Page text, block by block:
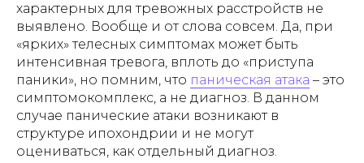
характерных для тревожных расстройств не
выявлено. Вообще и от слова совсем. Да, при
«ярких» телесных симптомах может быть
интенсивная тревога, вплоть до «приступа
паники», но помним, что паническая атака – это
симптомокомплекс, а не диагноз. В данном
случае панические атаки возникают в
структуре ипохондрии и не могут
оцениваться, как отдельный диагноз.